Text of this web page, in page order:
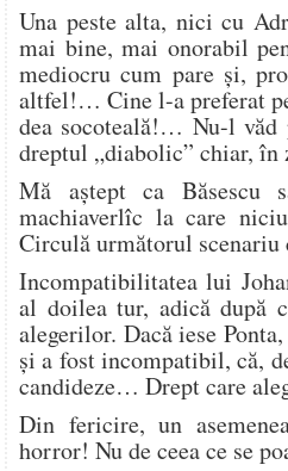
Una peste alta, nici cu
mai bine, mai onorabil
mediocru cum pare și,
altfel!… Cine l-a preferat
dea socoteală!… Nu-l văd
dreptul „diabolic” chiar,
Mă aștept ca
machiaverlîc la care
Circulă următorul
Incompatibilitatea lui
al doilea tur, adică după
alegerilor. Dacă iese
și a fost incompatibil, că,
candideze… Drept care
Din fericire, un
horror! Nu de ceea ce se